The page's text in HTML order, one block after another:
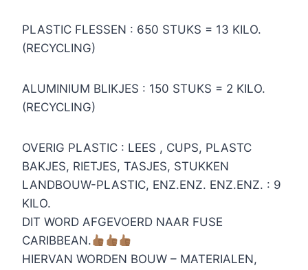
PLASTIC FLESSEN : 650 STUKS = 13 KILO.
(RECYCLING)
ALUMINIUM BLIKJES : 150 STUKS = 2 KILO.
(RECYCLING)
OVERIG PLASTIC : LEES , CUPS, PLASTC
BAKJES, RIETJES, TASJES, STUKKEN
LANDBOUW-PLASTIC, ENZ.ENZ. ENZ.ENZ. : 9
KILO.
DIT WORD AFGEVOERD NAAR FUSE
CARIBBEAN.
HIERVAN WORDEN BOUW – MATERIALEN,